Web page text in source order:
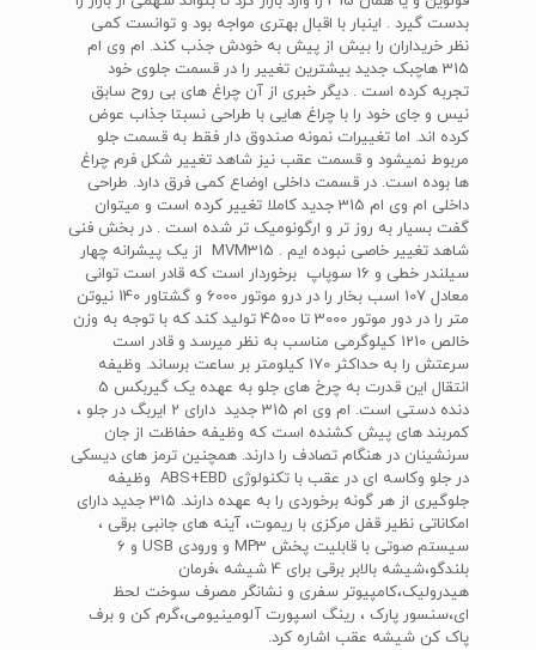
بدست گیرد . اینبار با اقبال بهتری مواجه بود و توانست کمی
نظر خریداران را بیش از پیش به خودش جذب کند. ام وی ام
315 هاچبک جدید بیشترین تغییر را در قسمت جلوی خود
تجربه کرده است . دیگر خبری از آن چراغ های بی روح سابق
نیس و جای خود را با چراغ هایی با طراحی نسبتا جذاب عوض
کرده اند. اما تغییرات نمونه صندوق دار فقط به قسمت جلو
مربوط نمیشود و قسمت عقب نیز شاهد تغییر شکل فرم چراغ
ها بوده است. در قسمت داخلی اوضاع کمی فرق دارد. طراحی
داخلی ام وی ام 315 جدید کاملا تغییر کرده است و میتوان
گفت بسیار به روز تر و ارگونومیک تر شده است . در بخش فنی
شاهد تغییر خاصی نبوده ایم . MVM315 از یک پیشرانه چهار
سیلندر خطی و 16 سوپاپ برخوردار است که قادر است توانی
معادل 107 اسب بخار را در درو موتور 6000 و گشتاور 140 نیوتن
متر را در دور موتور 3000 تا 4500 تولید کند که با توجه به وزن
خالص 1210 کیلوگرمی مناسب به نظر میرسد و قادر است
سرعتش را به حداکثر 170 کیلومتر بر ساعت برساند. وظیفه
انتقال این قدرت به چرخ های جلو به عهده یک گیربکس 5
دنده دستی است. ام وی ام 315 جدید دارای 2 ایربگ در جلو ،
کمربند های پیش کشنده است که وظیفه حفاظت از جان
سرنشینان در هنگام تصادف را دارند. همچنین ترمز های دیسکی
در جلو وکاسه ای در عقب با تکنولوژی ABS+EBD وظیفه
جلوگیری از هر گونه برخوردی را به عهده دارند. 315 جدید دارای
امکاناتی نظیر قفل مرکزی با ریموت، آینه های جانبی برقی ،
سیستم صوتی با قابلیت پخش MP3 و ورودی USB و 6
بلندگو،شیشه بالابر برقی برای 4 شیشه ،فرمان
هیدرولیک،کامپیوتر سفری و نشانگر مصرف سوخت لحظ
ای،سنسور پارک ، رینگ اسپورت آلومینیومی،گرم کن و برف
پاک کن شیشه عقب اشاره کرد.